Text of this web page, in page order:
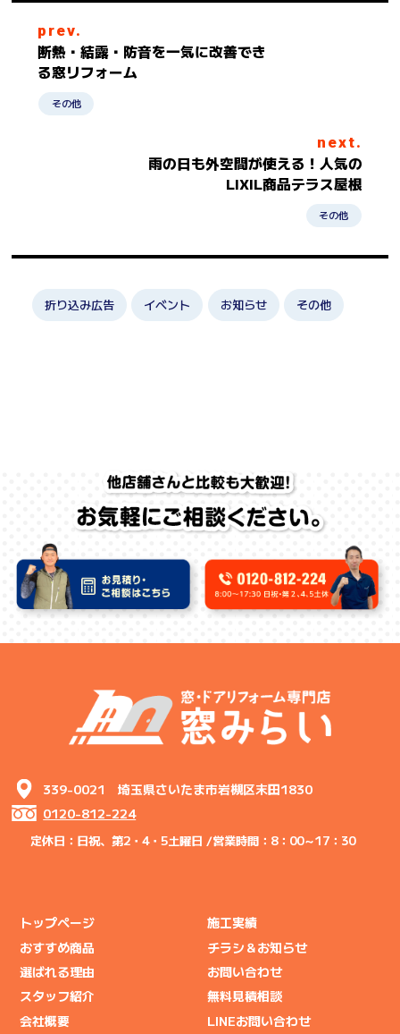
prev.
断熱・結露・防音を一気に改善でき
る窓リフォーム
その他
next.
雨の日も外空間が使える！人気の
LIXIL商品テラス屋根
その他
折り込み広告 イベント お知らせ その他
339-0021 埼玉県さいたま市岩槻区末田1830
0120-812-224
定休日：日祝、第2・4・5土曜日 /営業時間：8：00～17：30
トップページ
おすすめ商品
選ばれる理由
スタッフ紹介
会社概要
施工実績
チラシ＆お知らせ
お問い合わせ
無料見積相談
LINEお問い合わせ